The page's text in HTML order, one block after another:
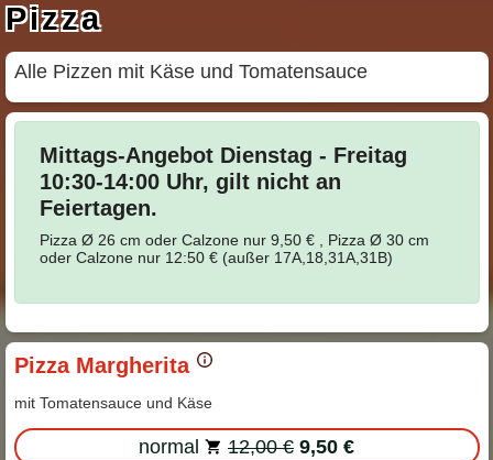
Pizza
Alle Pizzen mit Käse und Tomatensauce
Mittags-Angebot Dienstag - Freitag
10:30-14:00 Uhr, gilt nicht an
Feiertagen.
Pizza Ø 26 cm oder Calzone nur 9,50 € , Pizza Ø 30 cm
oder Calzone nur 12:50 € (außer 17A,18,31A,31B)
Pizza Margherita
mit Tomatensauce und Käse
normal 12,00 € 9,50 €